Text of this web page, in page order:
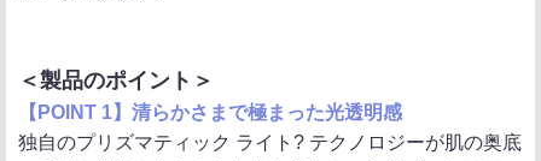
＜製品のポイント＞
【POINT 1】清らかさまで極まった光透明感
独自のプリズマティック ライト? テクノロジーが肌の奥底